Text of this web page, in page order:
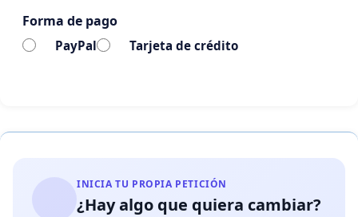
Forma de pago
PayPal Tarjeta de crédito
INICIA TU PROPIA PETICIÓN
¿Hay algo que quiera cambiar?